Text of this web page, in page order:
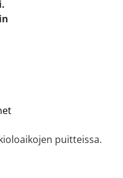
puitteissa.